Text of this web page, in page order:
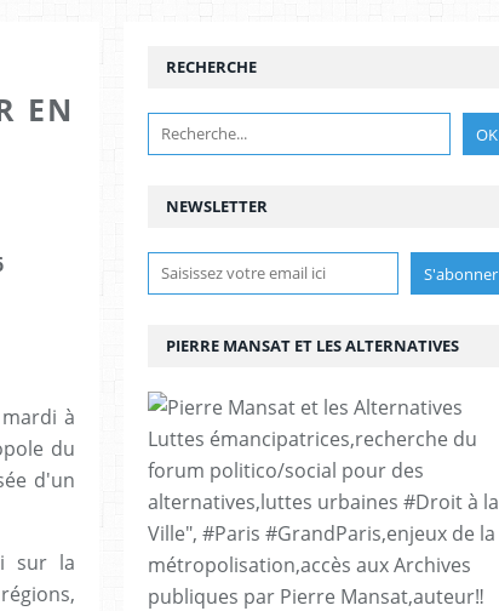
EN
à
du
d'un
sur la
NEWSLETTER
RECHERCHE
PIERRE MANSAT ET LES ALTERNATIVES
Luttes émancipatrices,recherche du
forum politico/social pour des
alternatives,luttes urbaines #Droit à la
Ville", #Paris #GrandParis,enjeux de la
métropolisation,accès aux Archives
publiques par Pierre Mansat,auteur‼️